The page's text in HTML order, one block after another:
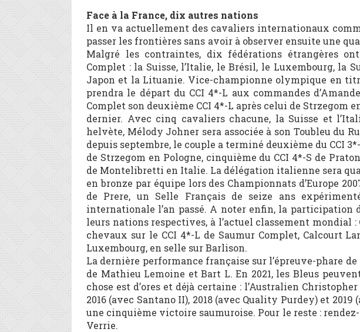
Face à la France, dix autres nations
Il en va actuellement des cavaliers internationaux
passer les frontières sans avoir à observer ensuite une
Malgré les contraintes, dix fédérations étrangères
Complet : la Suisse, l’Italie, le Brésil, le Luxembourg, la
Japon et la Lituanie. Vice-championne olympique en
prendra le départ du CCI 4*-L aux commandes
Complet son deuxième CCI 4*-L après celui de Strzegom
dernier. Avec cinq cavaliers chacune, la Suisse et
helvète, Mélody Johner sera associée à son Toubleu du
depuis septembre, le couple a terminé deuxième du CCI
de Strzegom en Pologne, cinquième du CCI 4*-S de
de Montelibretti en Italie. La délégation italienne sera
en bronze par équipe lors des Championnats d’Europe
de Prere, un Selle Français de seize ans
internationale l’an passé. A noter enfin, la participation
leurs nations respectives, à l’actuel classement mondial
chevaux sur le CCI 4*-L de Saumur Complet, Calcourt
Luxembourg, en selle sur Barlison.
La dernière performance française sur l’épreuve-phare
de Mathieu Lemoine et Bart L. En 2021, les Bleus
chose est d’ores et déjà certaine : l’Australien
2016 (avec Santano II), 2018 (avec Quality Purdey) et
une cinquième victoire saumuroise. Pour le reste :
Verrie.